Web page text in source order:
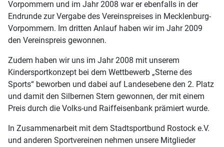
Vorpommern und im Jahr 2008 war er ebenfalls in der
Endrunde zur Vergabe des Vereinspreises in Mecklenburg-
Vorpommern. Im dritten Anlauf haben wir im Jahr 2009
den Vereinspreis gewonnen.
Zudem haben wir uns im Jahr 2008 mit unserem
Kindersportkonzept bei dem Wettbewerb „Sterne des
Sports“ beworben und dabei auf Landesebene den 2. Platz
und damit den Silbernen Stern gewonnen, der mit einem
Preis durch die Volks-und Raiffeisenbank prämiert wurde.
In Zusammenarbeit mit dem Stadtsportbund Rostock e.V.
und anderen Sportvereinen nehmen unsere Mitglieder